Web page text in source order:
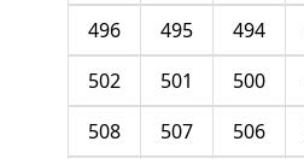
494
495
496
500
501
502
506
507
508